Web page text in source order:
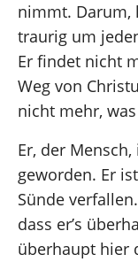
nimmt. Darum,
traurig um
Er findet nicht
Weg von
nicht mehr,
Er, der
geworden. Er
Sünde
dass er’s
überhaupt hier